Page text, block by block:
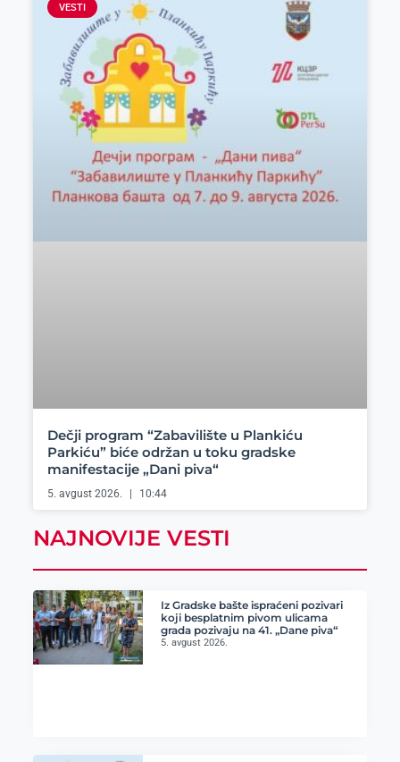
VESTI
Dečji program “Zabavilište u Plankiću
Parkiću” biće održan u toku gradske
manifestacije „Dani piva“
5. avgust 2026. 10:44
NAJNOVIJE VESTI
Iz Gradske bašte ispraćeni pozivari
koji besplatnim pivom ulicama
grada pozivaju na 41. „Dane piva“
5. avgust 2026.